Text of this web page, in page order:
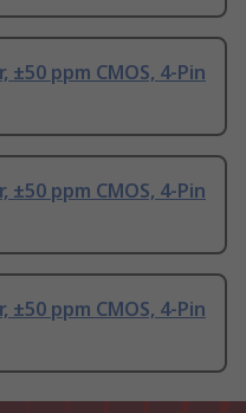
±50 ppm CMOS, 4-Pin
±50 ppm CMOS, 4-Pin
±50 ppm CMOS, 4-Pin